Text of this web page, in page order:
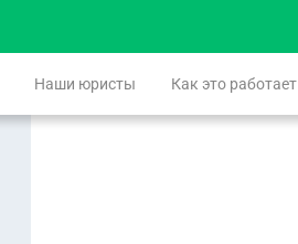
Наши юристы Как это работает